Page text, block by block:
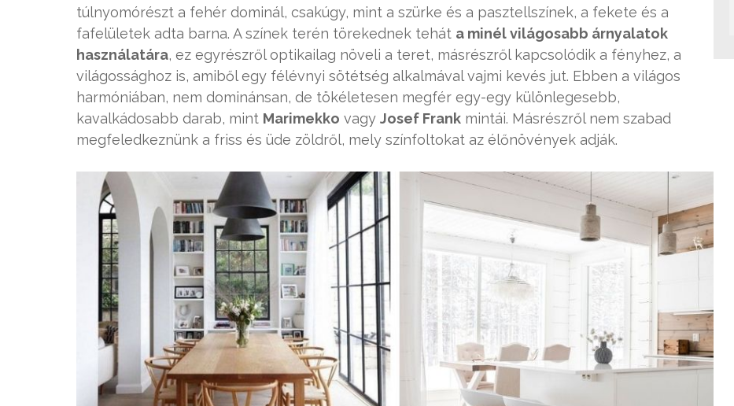
túlnyomórészt a fehér dominál, csakúgy, mint a szürke és a pasztellszínek, a fekete és a
fafelületek adta barna. A színek terén törekednek tehát a minél világosabb árnyalatok
használatára, ez egyrészről optikailag növeli a teret, másrészről kapcsolódik a fényhez, a
világossághoz is, amiből egy félévnyi sötétség alkalmával vajmi kevés jut. Ebben a világos
harmóniában, nem dominánsan, de tökéletesen megfér egy-egy különlegesebb,
kavalkádosabb darab, mint Marimekko vagy Josef Frank mintái. Másrészről nem szabad
megfeledkeznünk a friss és üde zöldről, mely színfoltokat az élőnövények adják.